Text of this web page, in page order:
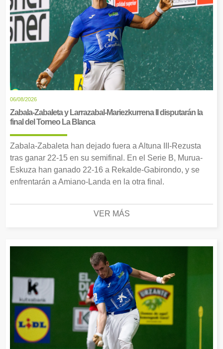
06/08/2026
Zabala-Zabaleta y Larrazabal-Mariezkurrena II disputarán la
final del Torneo La Blanca
Zabala-Zabaleta han dejado fuera a Altuna III-Rezusta
tras ganar 22-15 en su semifinal. En el Serie B, Murua-
Eskuza han ganado 22-16 a Rekalde-Gabirondo, y se
enfrentarán a Amiano-Landa en la otra final.
VER MÁS